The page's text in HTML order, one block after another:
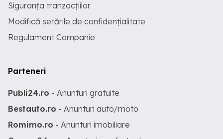
Siguranța tranzacțiilor
Modifică setările de confidențialitate
Regulament Campanie
Parteneri
Publi24.ro - Anunturi gratuite
Bestauto.ro - Anunturi auto/moto
Romimo.ro - Anunturi imobiliare